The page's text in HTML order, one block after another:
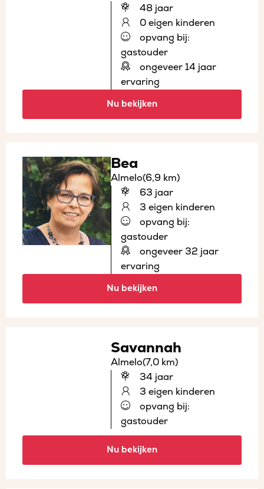
48 jaar
0 eigen kinderen
opvang bij:
gastouder
ongeveer 14 jaar
ervaring
Nu bekijken
Bea
Almelo(6,9 km)
63 jaar
3 eigen kinderen
opvang bij:
gastouder
ongeveer 32 jaar
ervaring
Nu bekijken
Savannah
Almelo(7,0 km)
34 jaar
3 eigen kinderen
opvang bij:
gastouder
Nu bekijken